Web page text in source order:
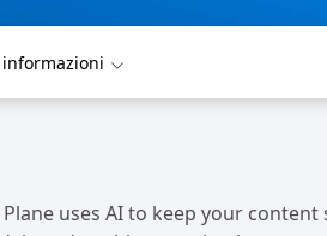
uses AI to keep your